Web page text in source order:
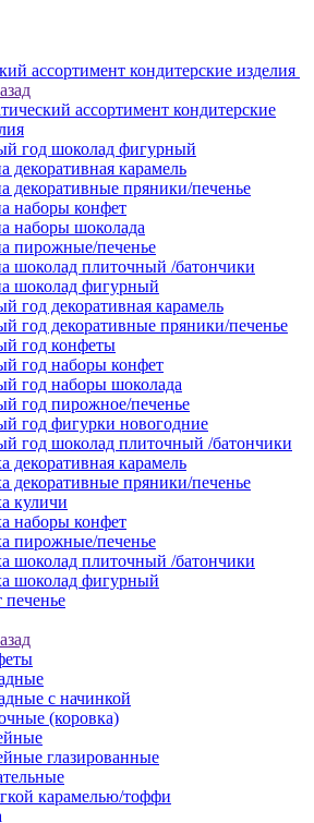
ассортимент кондитерские изделия
ассортимент кондитерские
год шоколад фигурный
декоративная карамель
декоративные пряники/печенье
наборы конфет
наборы шоколада
пирожные/печенье
шоколад плиточный /батончики
шоколад фигурный
год декоративная карамель
год декоративные пряники/печенье
год конфеты
год наборы конфет
год наборы шоколада
год пирожное/печенье
год фигурки новогодние
год шоколад плиточный /батончики
декоративная карамель
декоративные пряники/печенье
куличи
наборы конфет
пирожные/печенье
шоколад плиточный /батончики
шоколад фигурный
печенье
с начинкой
(коровка)
глазированные
карамелью/тоффи